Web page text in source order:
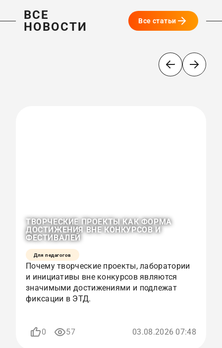
ВСЕ
НОВОСТИ
Все статьи
ТВОРЧЕСКИЕ ПРОЕКТЫ КАК ФОРМА
ДОСТИЖЕНИЯ ВНЕ КОНКУРСОВ И
ФЕСТИВАЛЕЙ
Для педагогов
Почему творческие проекты, лаборатории
и инициативы вне конкурсов являются
значимыми достижениями и подлежат
фиксации в ЭТД.
0 57 03.08.2026 07:48